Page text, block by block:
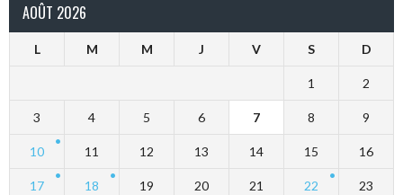
AOÛT 2026
L M M J V S D
1 2
3 4 5 6 7 8 9
10 11 12 13 14 15 16
17 18 19 20 21 22 23